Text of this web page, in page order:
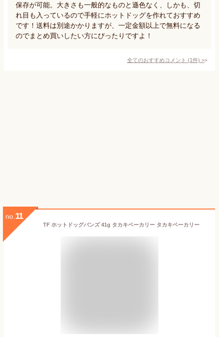
保存が可能。大きさも一般的なものと遜色なく、しかも、切
れ目も入っているので手軽にホットドッグを作れておすすめ
です！送料は別途かかりますが、一定金額以上で無料になる
のでまとめ買いしたい方にぴったりですよ！
全てのおすすめコメント (1件) >
no. 11
TF ホットドッグバンズ 41g タカキベーカリー タカキベーカリー